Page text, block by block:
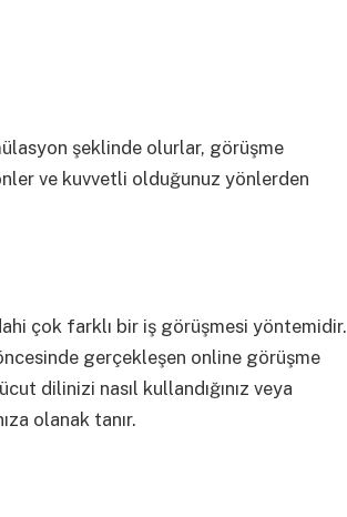
şeklinde olurlar, görüşme
ve kuvvetli olduğunuz yönlerden
çok farklı bir iş görüşmesi yöntemidir.
gerçekleşen online görüşme
dilinizi nasıl kullandığınız veya
olanak tanır.